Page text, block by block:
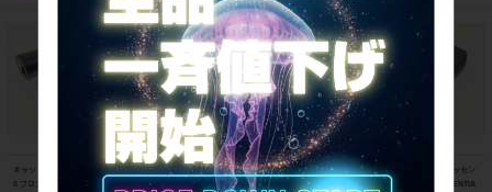
キャットアイ CATEYE ボルト VOLT80
0 フロントライト カートリッジバッテ
美品 ガーミン GARMIN カメラ搭載リ
アビューレーダー リアライト 点灯確認
ラファ Rapha レインプルーフエッセン
シャルケース RAINPROOF ESSENTIA